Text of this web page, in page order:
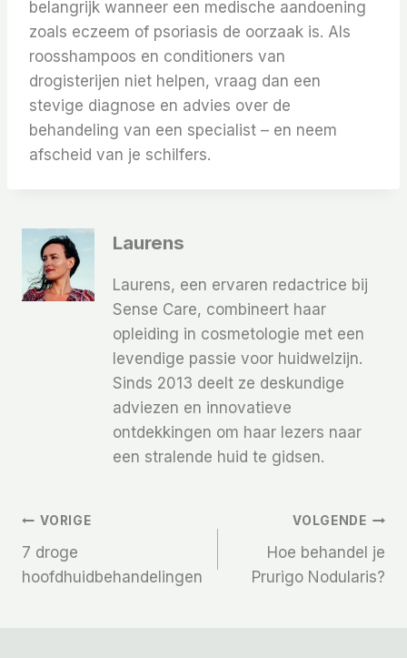
belangrijk wanneer een medische aandoening
zoals eczeem of psoriasis de oorzaak is. Als
roosshampoos en conditioners van
drogisterijen niet helpen, vraag dan een
stevige diagnose en advies over de
behandeling van een specialist – en neem
afscheid van je schilfers.
Laurens
Laurens, een ervaren redactrice bij
Sense Care, combineert haar
opleiding in cosmetologie met een
levendige passie voor huidwelzijn.
Sinds 2013 deelt ze deskundige
adviezen en innovatieve
ontdekkingen om haar lezers naar
een stralende huid te gidsen.
Bericht
Navigatie
VORIGE
7 droge
hoofdhuidbehandelingen
VOLGENDE
Hoe behandel je
Prurigo Nodularis?